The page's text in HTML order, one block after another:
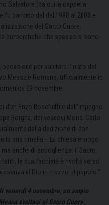
Salvatore (da cui la cappella
fu parroco dal dal 1988 al 2008 e
del Sacro Cuore,
burocratiche che spesso si sono
occasione per salutare l’inizio del
Messale Romano, ufficialmente in
29 novembre.
don Enzo Boschetti e dall’impegno
Borgna, dei vescovi Mons. Carlo
dalla dedizione di don
sua omelia -. La chiesa è luogo
anche di accoglienza: il Sacro
la sua facciata è rivolta verso
di Dio in mezzo al popolo.”
venerdì 4 novembre, un ampio
svoltasi al Sacro Cuore.